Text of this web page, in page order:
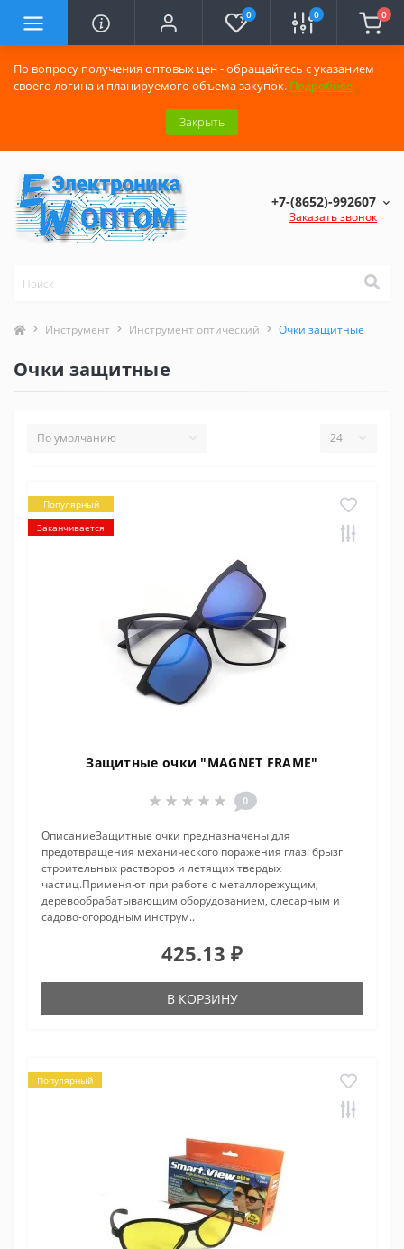
По вопросу получения оптовых цен - обращайтесь с указанием
своего логина и планируемого объема закупок. Подробнее
Закрыть
0 0 0
+7-(8652)-992607
Заказать звонок
Инструмент Инструмент оптический Очки защитные
Очки защитные
Популярный
Заканчивается
Защитные очки "MAGNET FRAME"
0
ОписаниеЗащитные очки предназначены для
предотвращения механического поражения глаз: брызг
строительных растворов и летящих твердых
частиц.Применяют при работе с металлорежущим,
деревообрабатывающим оборудованием, слесарным и
садово-огородным инструм..
425.13 ₽
В КОРЗИНУ
Популярный